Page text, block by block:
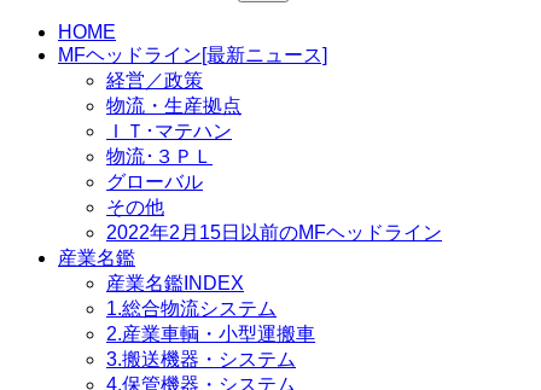
HOME
MFヘッドライン[最新ニュース]
経営／政策
物流・生産拠点
ＩＴ･マテハン
物流･３ＰＬ
グローバル
その他
2022年2月15日以前のMFヘッドライン
産業名鑑
産業名鑑INDEX
1.総合物流システム
2.産業車輌・小型運搬車
3.搬送機器・システム
4.保管機器・システム